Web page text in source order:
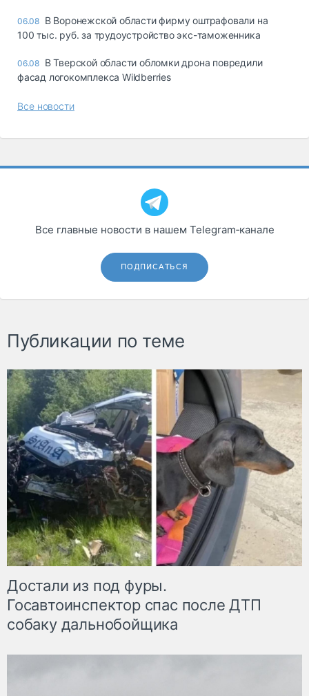
06.08 В Воронежской области фирму оштрафовали на
100 тыс. руб. за трудоустройство экс-таможенника
06.08 В Тверской области обломки дрона повредили
фасад логокомплекса Wildberries
Все новости
Все главные новости в нашем Telegram‑канале
ПОДПИСАТЬСЯ
Публикации по теме
Достали из под фуры.
Госавтоинспектор спас после ДТП
собаку дальнобойщика